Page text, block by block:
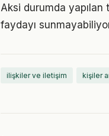
Aksi durumda
faydayı
ilişkiler ve iletişim kişiler